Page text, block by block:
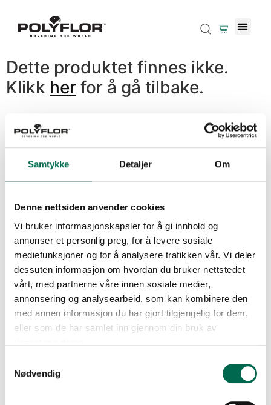
Samtykke Detaljer Om
Denne nettsiden anvender cookies
Vi bruker informasjonskapsler for å gi innhold og
annonser et personlig preg, for å levere sosiale
mediefunksjoner og for å analysere trafikken vår. Vi deler
dessuten informasjon om hvordan du bruker nettstedet
vårt, med partnerne våre innen sosiale medier,
annonsering og analysearbeid, som kan kombinere den
med annen informasjon du har gjort tilgjengelig for dem,
eller som de har samlet inn gjennom din bruk av
Nødvendig
Dette produktet finnes ikke.
Klikk her for å gå tilbake.